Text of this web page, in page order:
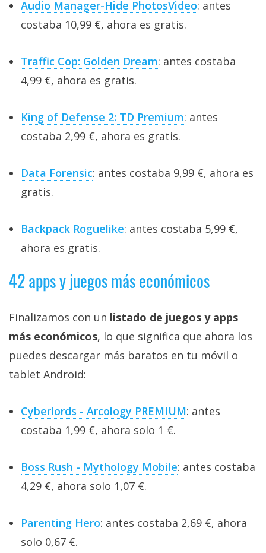
Audio Manager-Hide PhotosVideo: antes
costaba 10,99 €, ahora es gratis.
Traffic Cop: Golden Dream: antes costaba
4,99 €, ahora es gratis.
King of Defense 2: TD Premium: antes
costaba 2,99 €, ahora es gratis.
Data Forensic: antes costaba 9,99 €, ahora es
gratis.
Backpack Roguelike: antes costaba 5,99 €,
ahora es gratis.
42 apps y juegos más económicos
Finalizamos con un listado de juegos y apps
más económicos, lo que significa que ahora los
puedes descargar más baratos en tu móvil o
tablet Android:
Cyberlords - Arcology PREMIUM: antes
costaba 1,99 €, ahora solo 1 €.
Boss Rush - Mythology Mobile: antes costaba
4,29 €, ahora solo 1,07 €.
Parenting Hero: antes costaba 2,69 €, ahora
solo 0,67 €.